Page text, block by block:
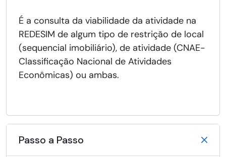
É a consulta da viabilidade da atividade na
REDESIM de algum tipo de restrição de local
(sequencial imobiliário), de atividade (CNAE-
Classificação Nacional de Atividades
Econômicas) ou ambas.
Passo a Passo